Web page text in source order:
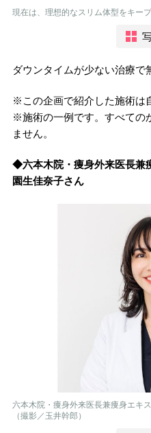
現在は、理想的なスリム体型をキー
ダウンタイムが少ない治療で
※この企画で紹介した施術は
※施術の一例です。すべての
ません。
◆六本木院・痩身外来医長兼
園生佳奈子さん
六本木院・痩身外来医長兼痩身エキ
（撮影／玉井幹郎）